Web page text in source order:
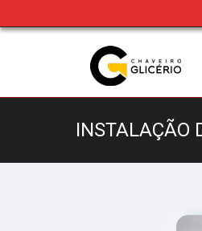
INSTALAÇÃO